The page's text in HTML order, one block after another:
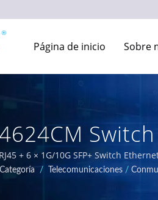
Página de inicio Sobre
De Redes
+ 6 × 1G/10G SFP+ Switch
diseñadas para entornos
cumplen con los requisitos
Categoría / Telecomunicaciones /